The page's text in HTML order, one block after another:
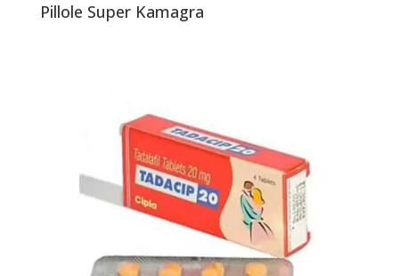
Pillole Super Kamagra